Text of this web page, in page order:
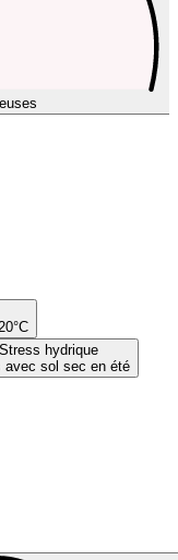
Stress hydrique
avec sol sec en été